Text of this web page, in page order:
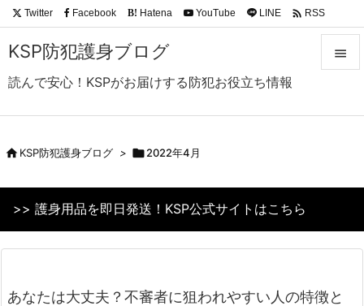
KSP防犯護身ブログ
読んで安心！KSPがお届けする防犯お役立ち情報

前へ
次へ
Twitter Facebook B! Hatena YouTube LINE  RSS
KSP防犯護身ブログ > 2022年4月
>> 護身用品を即日発送！KSP公式サイトはこちら
あなたは大丈夫？不審者に狙われやすい人の特徴と